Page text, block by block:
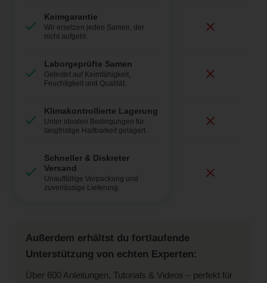
Keimgarantie
Wir ersetzen jeden Samen, der
nicht aufgeht.
Laborgeprüfte Samen
Getestet auf Keimfähigkeit,
Feuchtigkeit und Qualität.
Klimakontrollierte Lagerung
Unter idealen Bedingungen für
langfristige Haltbarkeit gelagert.
Schneller & Diskreter
Versand
Unauffällige Verpackung und
zuverlässige Lieferung.
Außerdem erhältst du fortlaufende
Unterstützung von echten Experten:
Über 600 Anleitungen, Tutorials & Videos – perfekt für